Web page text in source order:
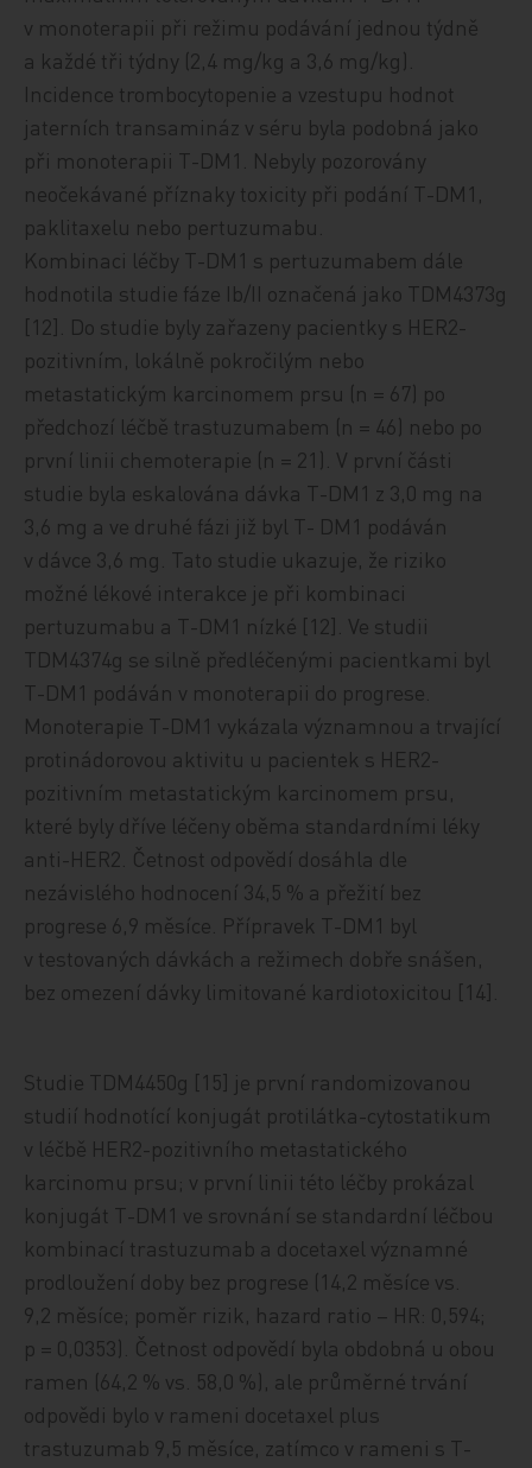
v monoterapii při režimu podávání jednou týdně
a každé tři týdny (2,4 mg/kg a 3,6 mg/kg).
Incidence trombocytopenie a vzestupu hodnot
jaterních transamináz v séru byla podobná jako
při monoterapii T-DM1. Nebyly pozorovány
neočekávané příznaky toxicity při podání T-DM1,
paklitaxelu nebo pertuzumabu.
Kombinaci léčby T-DM1 s pertuzumabem dále
hodnotila studie fáze Ib/II označená jako TDM4373g
[12]. Do studie byly zařazeny pacientky s HER2-
pozitivním, lokálně pokročilým nebo
metastatickým karcinomem prsu (n = 67) po
předchozí léčbě trastuzumabem (n = 46) nebo po
první linii chemoterapie (n = 21). V první části
studie byla eskalována dávka T-DM1 z 3,0 mg na
3,6 mg a ve druhé fázi již byl T- DM1 podáván
v dávce 3,6 mg. Tato studie ukazuje, že riziko
možné lékové interakce je při kombinaci
pertuzumabu a T-DM1 nízké [12]. Ve studii
TDM4374g se silně předléčenými pacientkami byl
T-DM1 podáván v monoterapii do progrese.
Monoterapie T-DM1 vykázala významnou a trvající
protinádorovou aktivitu u pacientek s HER2-
pozitivním metastatickým karcinomem prsu,
které byly dříve léčeny oběma standardními léky
anti-HER2. Četnost odpovědí dosáhla dle
nezávislého hodnocení 34,5 % a přežití bez
progrese 6,9 měsíce. Přípravek T-DM1 byl
v testovaných dávkách a režimech dobře snášen,
bez omezení dávky limitované kardiotoxicitou [14].
Studie TDM4450g [15] je první randomizovanou
studií hodnotící konjugát protilátka-cytostatikum
v léčbě HER2-pozitivního metastatického
karcinomu prsu; v první linii této léčby prokázal
konjugát T-DM1 ve srovnání se standardní léčbou
kombinací trastuzumab a docetaxel významné
prodloužení doby bez progrese (14,2 měsíce vs.
9,2 měsíce; poměr rizik, hazard ratio – HR: 0,594;
p = 0,0353). Četnost odpovědí byla obdobná u obou
ramen (64,2 % vs. 58,0 %), ale průměrné trvání
odpovědi bylo v rameni docetaxel plus
trastuzumab 9,5 měsíce, zatímco v rameni s T-